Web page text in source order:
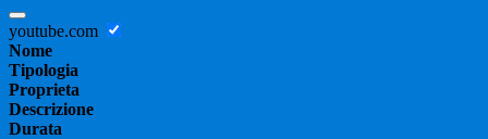
youtube.com
Nome
Tipologia
Proprieta
Descrizione
Durata